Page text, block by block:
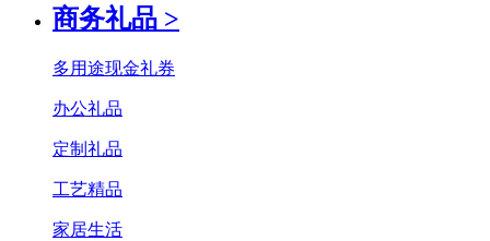
商务礼品 >
多用途现金礼券
办公礼品
定制礼品
工艺精品
家居生活